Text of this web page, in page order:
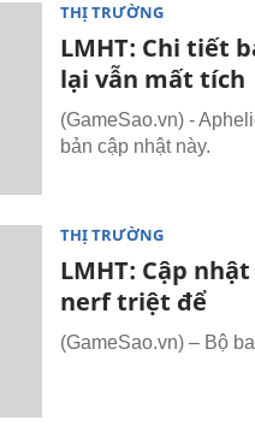
THỊ TRƯỜNG
LMHT: Chi tiết
lại vẫn mất tích
(GameSao.vn) -
bản cập nhật này.
THỊ TRƯỜNG
LMHT: Cập
nerf triệt để
(GameSao.vn) – Bộ